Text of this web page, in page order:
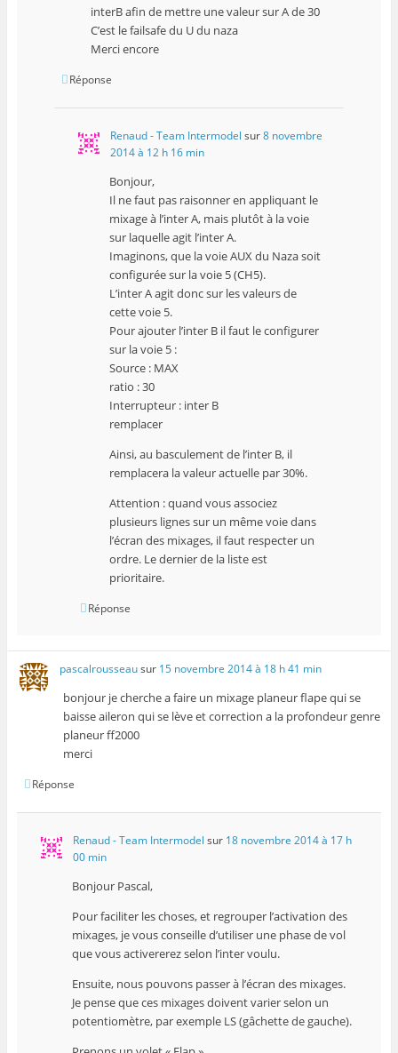
interB afin de mettre une valeur sur A de 30
C’est le failsafe du U du naza
Merci encore
Réponse
Renaud - Team Intermodel sur8 novembre
2014 à 12 h 16 min
Bonjour,
Il ne faut pas raisonner en appliquant le
mixage à l’inter A, mais plutôt à la voie
sur laquelle agit l’inter A.
Imaginons, que la voie AUX du Naza soit
configurée sur la voie 5 (CH5).
L’inter A agit donc sur les valeurs de
cette voie 5.
Pour ajouter l’inter B il faut le configurer
sur la voie 5 :
Source : MAX
ratio : 30
Interrupteur : inter B
remplacer
Ainsi, au basculement de l’inter B, il
remplacera la valeur actuelle par 30%.
Attention : quand vous associez
plusieurs lignes sur un même voie dans
l’écran des mixages, il faut respecter un
ordre. Le dernier de la liste est
prioritaire.
Réponse
pascalrousseausur 15 novembre 2014 à 18 h 41 min
bonjour je cherche a faire un mixage planeur flape qui se
baisse aileron qui se lève et correction a la profondeur genre
planeur ff2000
merci
Réponse
Renaud - Team Intermodel sur 18 novembre 2014 à 17 h
00 min
Bonjour Pascal,
Pour faciliter les choses, et regrouper l’activation des
mixages, je vous conseille d’utiliser une phase de vol
que vous activererez selon l’inter voulu.
Ensuite, nous pouvons passer à l’écran des mixages.
Je pense que ces mixages doivent varier selon un
potentiomètre, par exemple LS (gâchette de gauche).